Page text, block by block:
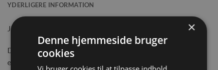
YDERLIGERE INFORMATION
JR FARM Skovhemmelighed – sundt råfoder til hverdag.
Det høje indhold af fibre sørger for en optimal fordøjelse og
et bedre velbefindende.
×
Denne hjemmeside bruger
cookies